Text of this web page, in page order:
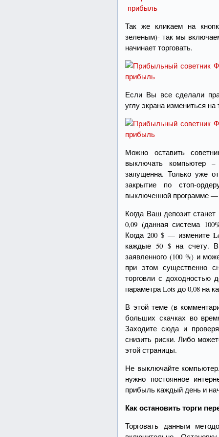
Так же кликаем на
зеленым)- так мы
начинает торговать.
Если Вы все сделали
углу экрана измениться
Можно оставить
выключать компьютер –
запущенна. Только уже
закрытие по стоп-
выключенной программе —
Когда Ваш депозит станет
0,09 (данная система
Когда 200 $ — измените
каждые 50 $ на счету.
заявленного (100 %) и
при этом существенно
торговли с доходностью
параметра Lots до 0,08 на
В этой теме (в
больших скачках во
Заходите сюда и
снизить риски. Либо
этой страницы.
Не выключайте
нужно постоянное
прибыль каждый день и
Как остановить торги
Торговать данным